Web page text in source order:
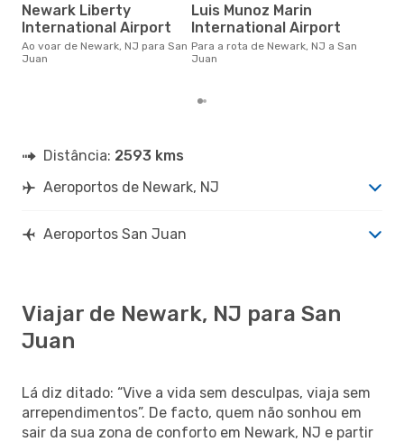
Newark Liberty
International Airport
Ao voar de Newark, NJ para San
Juan
Luis Munoz Marin
International Airport
Para a rota de Newark, NJ a San
Juan
Distância: 2593 kms
Aeroportos de Newark, NJ
Aeroportos San Juan
Viajar de Newark, NJ para San
Juan
Lá diz ditado: “Vive a vida sem desculpas, viaja sem
arrependimentos”. De facto, quem não sonhou em
sair da sua zona de conforto em Newark, NJ e partir